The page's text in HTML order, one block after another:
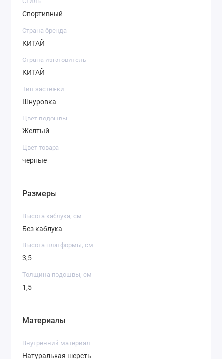
Спортивный
Страна бренда
КИТАЙ
Страна изготовитель
КИТАЙ
Тип застежки
Шнуровка
Цвет подошвы
Желтый
Цвет товара
черные
Размеры
Высота каблука, см
Без каблука
Высота платформы, см
3,5
Толщина подошвы, см
1,5
Материалы
Внутренний материал
Натуральная шерсть